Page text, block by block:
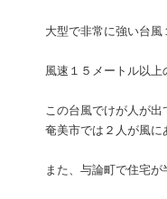
大型で非常に強い台風
風速１５メートル以
この台風でけが人が出
奄美市では２人が風に
また、与論町で住宅